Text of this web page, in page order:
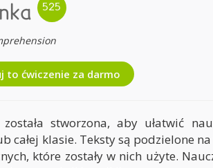
to ćwiczenie za darmo
została stworzona, aby ułatwić
całej klasie. Teksty są podzielone
które zostały w nich użyte.